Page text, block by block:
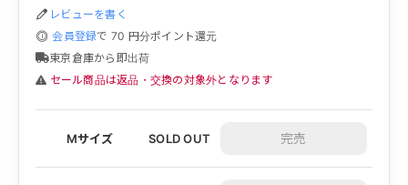
レビューを書く
会員登録で 70 円分ポイント還元
東京倉庫から即出荷
セール商品は返品・交換の対象外となります
Mサイズ SOLD OUT